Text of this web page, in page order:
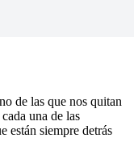
de las que nos quitan
una de las
están siempre detrás